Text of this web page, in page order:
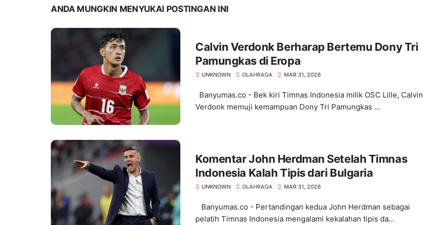
ANDA MUNGKIN MENYUKAI POSTINGAN INI
Calvin Verdonk Berharap Bertemu Dony Tri
Pamungkas di Eropa
UNKNOWN OLAHRAGA MAR 31, 2026
Banyumas.co - Bek kiri Timnas Indonesia milik OSC Lille, Calvin
Verdonk memuji kemampuan Dony Tri Pamungkas ...
Komentar John Herdman Setelah Timnas
Indonesia Kalah Tipis dari Bulgaria
UNKNOWN OLAHRAGA MAR 31, 2026
Banyumas.co - Pertandingan kedua John Herdman sebagai
pelatih Timnas Indonesia mengalami kekalahan tipis da...